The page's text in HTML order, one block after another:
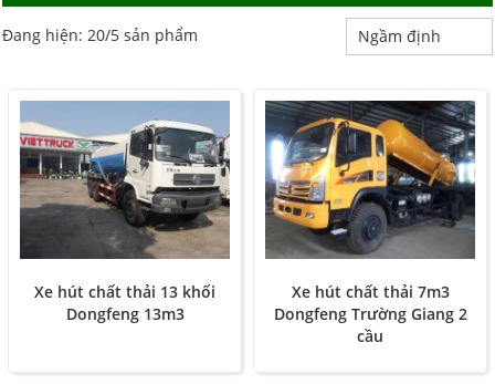
Đang hiện: 20/5 sản phẩm
Xe hút chất thải 13 khối
Dongfeng 13m3
Xe hút chất thải 7m3
Dongfeng Trường Giang 2
cầu